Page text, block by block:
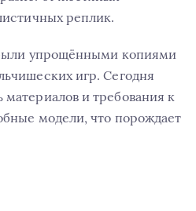
реплик.
были упрощёнными копиями
игр. Сегодня
материалов и требования к
модели, что порождает